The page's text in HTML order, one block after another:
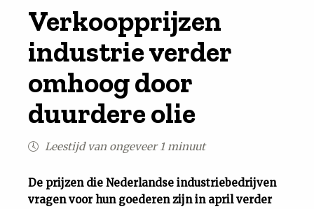
Achtergrond
Uit
Feiten
Verkoopprijzen
industrie verder
omhoog door
duurdere olie
Leestijd van ongeveer 1 minuut
De prijzen die Nederlandse industriebedrijven
vragen voor hun goederen zijn in april verder